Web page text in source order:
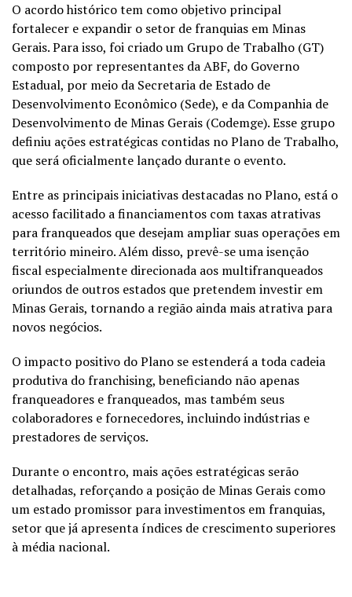
O acordo histórico tem como objetivo principal
fortalecer e expandir o setor defranquias em Minas
Gerais. Para isso, foi criado um Grupo de Trabalho (GT)
composto por representantes da ABF, do Governo
Estadual, por meio da Secretaria de Estado de
Desenvolvimento Econômico (Sede), e da Companhia de
Desenvolvimento de Minas Gerais (Codemge). Esse grupo
definiu ações estratégicas contidas no Plano de Trabalho,
que será oficialmente lançado durante o evento.
Entre as principais iniciativas destacadas no Plano, está o
acesso facilitado a financiamentos com taxas atrativas
para franqueados que desejam ampliar suas operações em
território mineiro. Além disso, prevê-se uma isenção
fiscal especialmente direcionada aos multifranqueados
oriundos de outros estados que pretendem investir em
Minas Gerais, tornando a região ainda mais atrativa para
novos negócios.
O impacto positivo do Plano se estenderá a toda cadeia
produtiva do franchising, beneficiando não apenas
franqueadores e franqueados, mas também seus
colaboradores e fornecedores, incluindo indústrias e
prestadores de serviços.
Durante o encontro, mais ações estratégicas serão
detalhadas, reforçando a posição de Minas Gerais como
um estado promissor para investimentos em franquias,
setor que já apresenta índices de crescimento superiores
à média nacional.